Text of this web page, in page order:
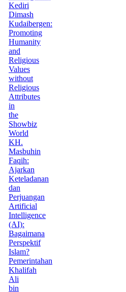
Kediri
Dimash
Kudaibergen:
Promoting
Humanity
and
Religious
Values
without
Religious
Attributes
in
the
Showbiz
World
KH.
Masbuhin
Faqih:
Ajarkan
Keteladanan
dan
Perjuangan
Artificial
Intelligence
(AI):
Bagaimana
Perspektif
Islam?
Pemerintahan
Khalifah
Ali
bin